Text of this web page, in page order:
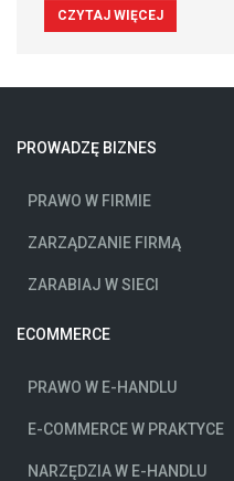
CZYTAJ WIĘCEJ
PROWADZĘ BIZNES
PRAWO W FIRMIE
ZARZĄDZANIE FIRMĄ
ZARABIAJ W SIECI
ECOMMERCE
PRAWO W E-HANDLU
E-COMMERCE W PRAKTYCE
NARZĘDZIA W E-HANDLU